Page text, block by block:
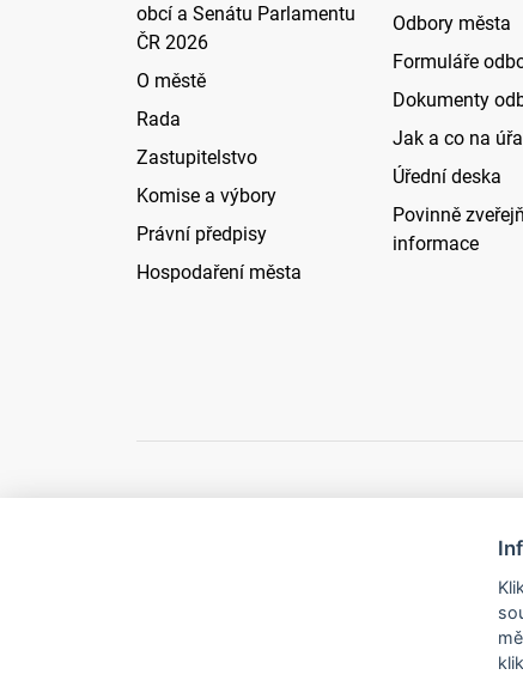
obcí a Senátu Parlamentu
ČR 2026
O městě
Rada
Zastupitelstvo
Komise a výbory
Právní předpisy
Hospodaření města
Odbory města
Formuláře
Dokumenty
Jak a co na
Úřední deska
Povinně
informace